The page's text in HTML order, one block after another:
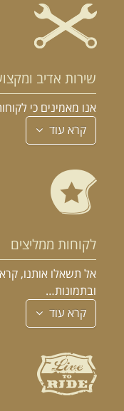
שירות אדיב
אנו מאמינים כי
קרא עוד
לקוחות ממליצים
אל תשאלו אותנו,
ובתמונות…
קרא עוד